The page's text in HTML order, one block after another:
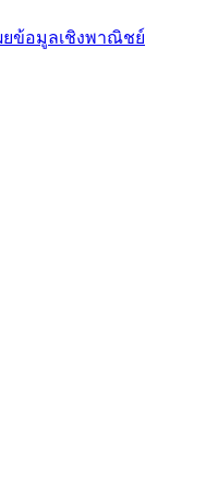
ยข้อมูลเชิงพาณิชย์